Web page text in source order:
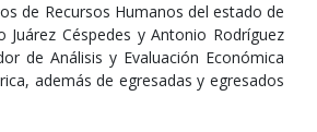
de Recursos Humanos del estado de
Juárez Céspedes y Antonio Rodríguez
de Análisis y Evaluación Económica
además de egresadas y egresados